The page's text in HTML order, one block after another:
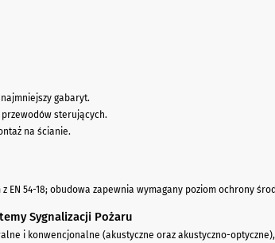
gabaryt.
sterujących.
na ścianie.
EN 54-18; obudowa zapewnia wymagany poziom ochrony
Sygnalizacji Pożaru
i konwencjonalne (akustyczne oraz akustyczno-